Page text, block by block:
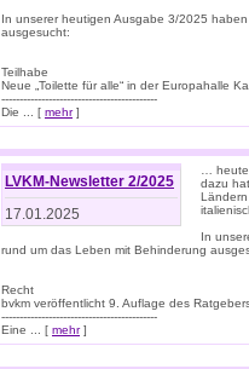
In unserer heutigen Ausgabe 3/2025
ausgesucht:
Teilhabe
Neue „Toilette für alle“ in der Europahalle
-------------------------------------------
Die ... [ mehr]
LVKM-Newsletter 2/2025
17.01.2025
…
dazu
In
rund um das Leben mit Behinderung
Recht
bvkm veröffentlicht 9. Auflage des
-------------------------------------------
Eine ... [ mehr]